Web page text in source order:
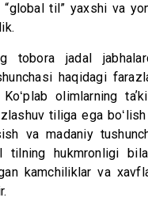
“global til” yaxshi va
tobora jadal
haqidagi
olimlarning
tiliga ega
va madaniy
tilning hukmronligi
kamchiliklar va